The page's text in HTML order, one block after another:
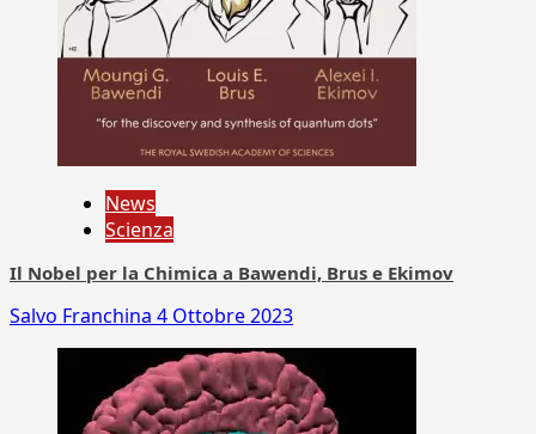
News
Scienza
Il Nobel per la Chimica a Bawendi, Brus e Ekimov
Salvo Franchina 4 Ottobre 2023